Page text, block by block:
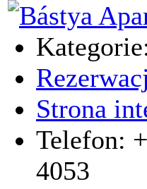
Strona
Telefon:
4053